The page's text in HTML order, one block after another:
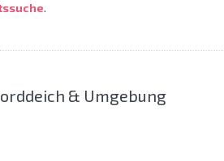
.
& Umgebung